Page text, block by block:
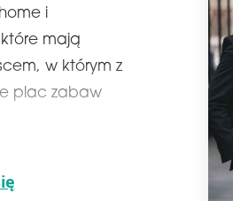
i
mają
w którym z
plac zabaw
tym
do